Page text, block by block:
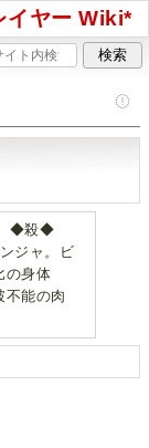
イヤー Wiki*
◆殺◆
ジャ。ビ
の身体
不能の肉